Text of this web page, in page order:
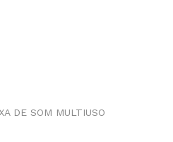
DE SOM MULTIUSO